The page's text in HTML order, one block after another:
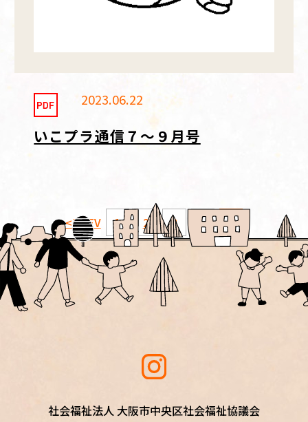
2023.06.22
いこプラ通信７～９月号
<PREV 1 2 3 4 5
社会福祉法人 大阪市中央区社会福祉協議会